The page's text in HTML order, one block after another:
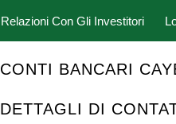
Relazioni Con Gli Investitori
CONTI BANCARI
DETTAGLI DI